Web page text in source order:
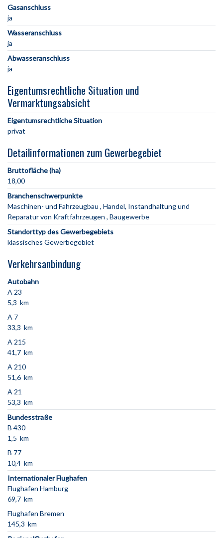
Gasanschluss
ja
Wasseranschluss
ja
Abwasseranschluss
ja
Eigentumsrechtliche Situation und
Vermarktungsabsicht
Eigentumsrechtliche Situation
privat
Detailinformationen zum Gewerbegebiet
Bruttofläche (ha)
18,00
Branchenschwerpunkte
Maschinen- und Fahrzeugbau Handel, Instandhaltung und
Reparatur von Kraftfahrzeugen Baugewerbe
Standorttyp des Gewerbegebiets
klassisches Gewerbegebiet
Verkehrsanbindung
Autobahn
A 23
5,3 km
A 7
33,3 km
A 215
41,7 km
A 210
51,6 km
A 21
53,3 km
Bundesstraße
B 430
1,5 km
B 77
10,4 km
Internationaler Flughafen
Flughafen Hamburg
69,7 km
Flughafen Bremen
145,3 km